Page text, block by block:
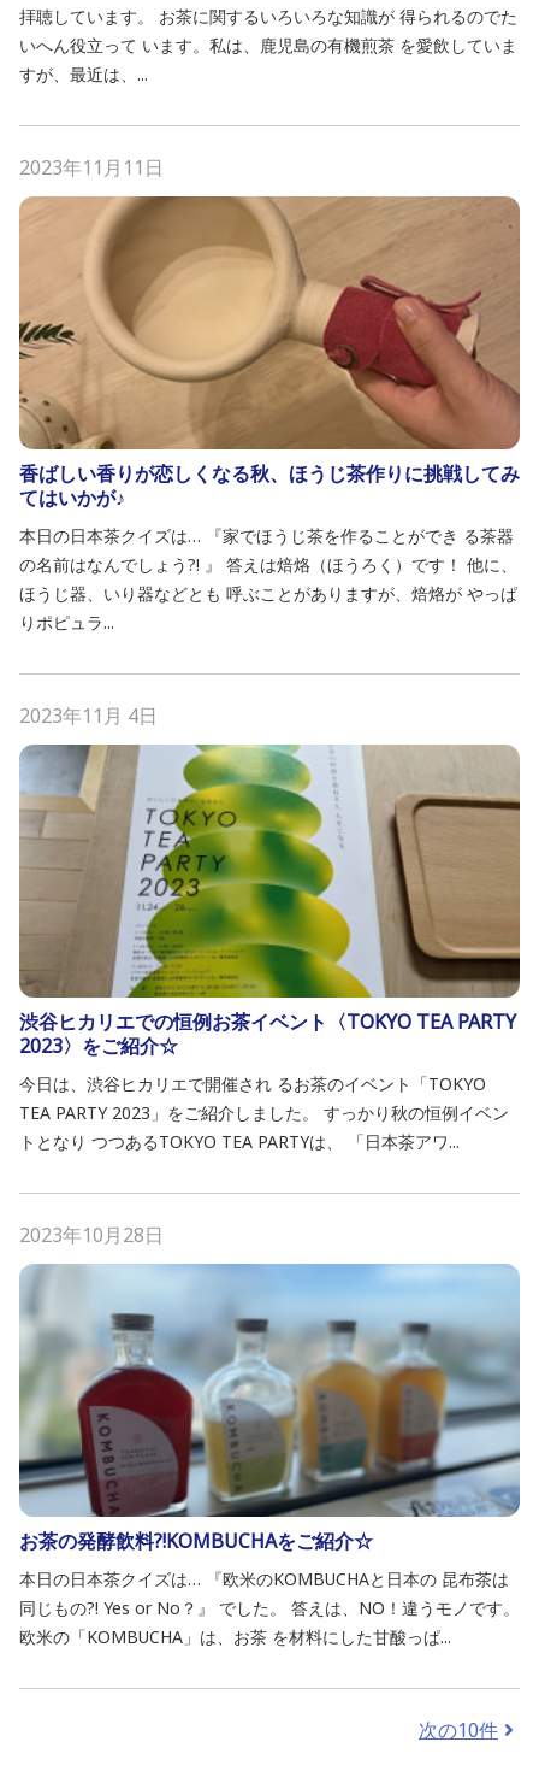
拝聴しています。 お茶に関するいろいろな知識が 得られるのでた
いへん役立って います。私は、鹿児島の有機煎茶 を愛飲していま
すが、最近は、...
2023年11月11日
香ばしい香りが恋しくなる秋、ほうじ茶作りに挑戦してみ
てはいかが♪
本日の日本茶クイズは… 『家でほうじ茶を作ることができ る茶器
の名前はなんでしょう?! 』 答えは焙烙（ほうろく）です！ 他に、
ほうじ器、いり器などとも 呼ぶことがありますが、焙烙が やっぱ
りポピュラ...
2023年11月 4日
渋谷ヒカリエでの恒例お茶イベント〈TOKYO TEA PARTY
2023〉をご紹介☆
今日は、渋谷ヒカリエで開催され るお茶のイベント「TOKYO
TEA PARTY 2023」をご紹介しました。 すっかり秋の恒例イベン
トとなり つつあるTOKYO TEA PARTYは、 「日本茶アワ...
2023年10月28日
お茶の発酵飲料?!KOMBUCHAをご紹介☆
本日の日本茶クイズは… 『欧米のKOMBUCHAと日本の 昆布茶は
同じもの?! Yes or No？』 でした。 答えは、NO！違うモノです。
欧米の「KOMBUCHA」は、お茶 を材料にした甘酸っぱ...
次の10件